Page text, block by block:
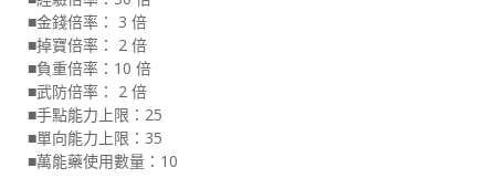
■金錢倍率： 3 倍
■掉寶倍率： 2 倍
■負重倍率：10 倍
■武防倍率： 2 倍
■手點能力上限：25
■單向能力上限：35
■萬能藥使用數量：10